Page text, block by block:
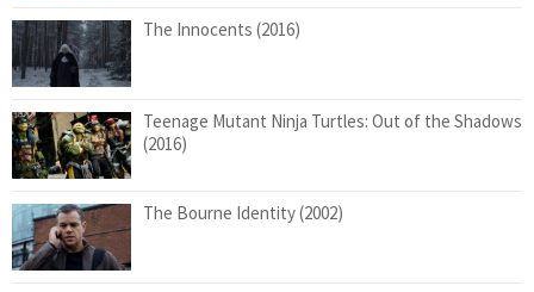
The Innocents (2016)
Teenage Mutant Ninja Turtles: Out of the Shadows
(2016)
The Bourne Identity (2002)